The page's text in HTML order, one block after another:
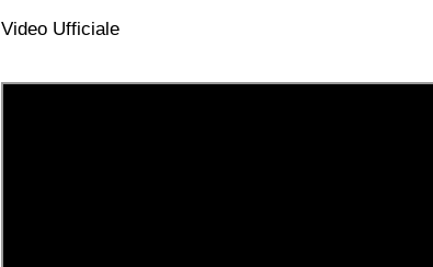
Video Ufficiale